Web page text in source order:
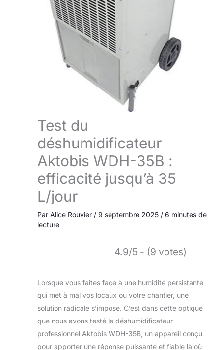
Test du
déshumidificateur
Aktobis WDH-35B :
efficacité jusqu’à 35
L/jour
Par Alice Rouvier / 9 septembre 2025 / 6 minutes de
lecture
4.9/5 - (9 votes)
Lorsque vous faites face à une humidité persistante
qui met à mal vos locaux ou votre chantier, une
solution radicale s’impose. C’est dans cette optique
que nous avons testé le déshumidificateur
professionnel Aktobis WDH-35B, un appareil conçu
pour apporter une réponse puissante et fiable là où